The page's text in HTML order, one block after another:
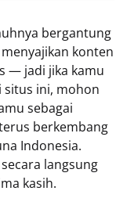
bergantung
konten
— jadi jika kamu
situs ini, mohon
sebagai
berkembang
Indonesia.
langsung
kasih.